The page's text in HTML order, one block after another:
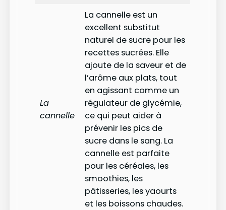
La
cannelle
La cannelle est un
excellent substitut
naturel de sucre pour les
recettes sucrées. Elle
ajoute de la saveur et de
l’arôme aux plats, tout
en agissant comme un
régulateur de glycémie,
ce qui peut aider à
prévenir les pics de
sucre dans le sang. La
cannelle est parfaite
pour les céréales, les
smoothies, les
pâtisseries, les yaourts
et les boissons chaudes.